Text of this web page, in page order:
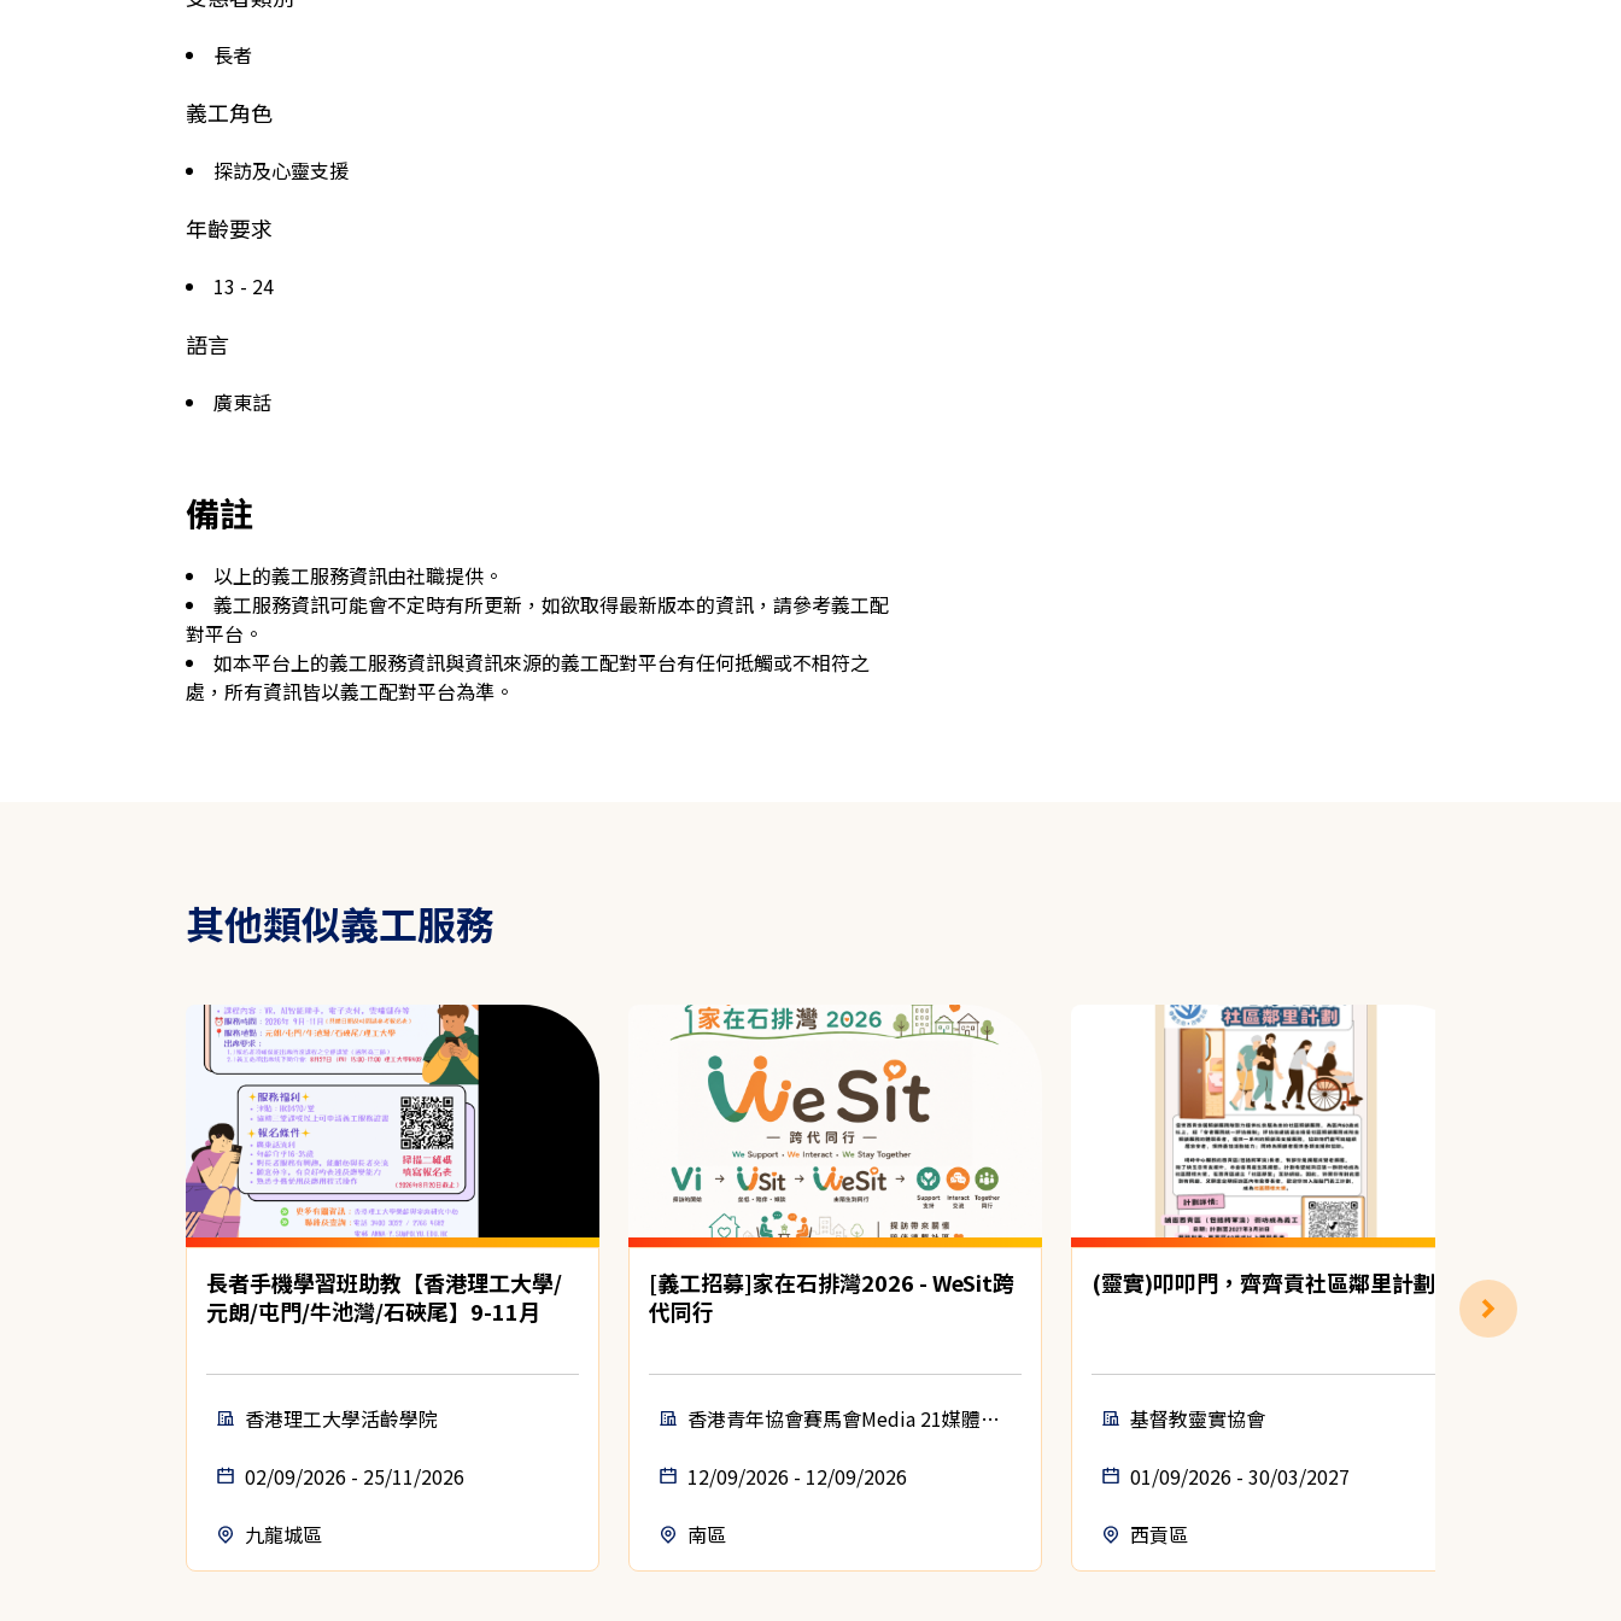
長者
義工角色
探訪及心靈支援
年齡要求
13 - 24
語言
廣東話
備註
以上的義工服務資訊由社職提供。
義工服務資訊可能會不定時有所更新，如欲取得最新版本的資訊，請參考義工配
對平台。
如本平台上的義工服務資訊與資訊來源的義工配對平台有任何抵觸或不相符之
處，所有資訊皆以義工配對平台為準。
其他類似義工服務
長者手機學習班助教【香港理工大學/
元朗/屯門/牛池灣/石硤尾】9-11月
香港理工大學活齡學院
02/09/2026 - 25/11/2026
九龍城區
[義工招募]家在石排灣2026 - WeSit跨
代同行
香港青年協會賽馬會Media 21媒體空
12/09/2026 - 12/09/2026
南區
(靈實)叩叩門，齊齊貢社區鄰里計劃
基督教靈實協會
01/09/2026 - 30/03/2027
西貢區